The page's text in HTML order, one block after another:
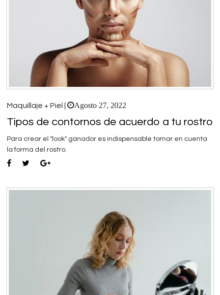
Maquillaje + Piel | Agosto 27, 2022
Tipos de contornos de acuerdo a tu rostro
Para crear el "look" ganador es indispensable tomar en cuenta
la forma del rostro.